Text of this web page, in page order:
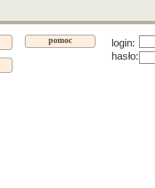
pomoc
login:
hasło: